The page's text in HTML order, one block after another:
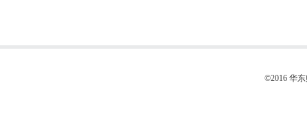
©2016 华